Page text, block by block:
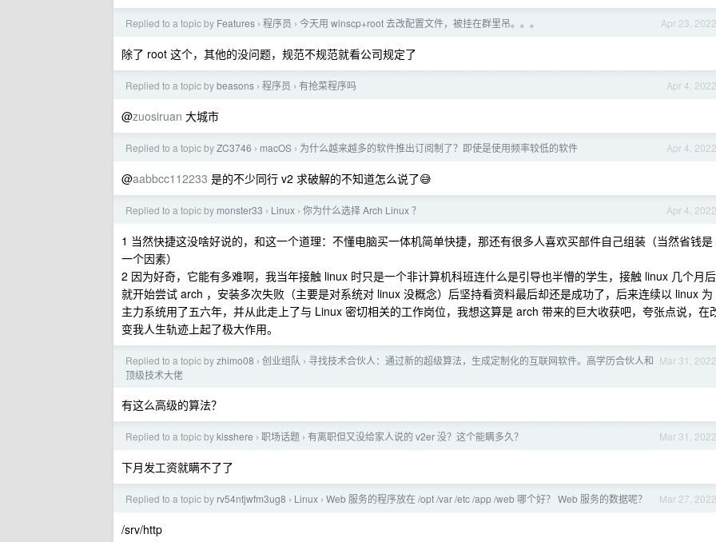
Apr 23, 2022
Replied to a topic by Features › 程序员 › 今天用 winscp+root 去改配置文件，被挂在群里吊。。。
除了 root 这个，其他的没问题，规范不规范就看公司规定了
Apr 4, 2022
Replied to a topic bybeasons › 程序员 › 有抢菜程序吗
@zuosiruan 大城市
Apr 4, 2022
Replied to a topic byZC3746 › macOS › 为什么越来越多的软件推出订阅制了？即使是使用频率较低的软件
@aabbcc112233 是的不少同行 v2 求破解的不知道怎么说了😅
Apr 4, 2022
Replied to a topic by monster33 › Linux › 你为什么选择 Arch Linux ？
1 当然快捷这没啥好说的，和这一个道理：不懂电脑买一体机简单快捷，那还有很多人喜欢买部件自己组装（当然省钱是
一个因素）
2 因为好奇，它能有多难啊，我当年接触 linux 时只是一个非计算机科班连什么是引导也半懵的学生，接触 linux 几个月后
就开始尝试 arch ，安装多次失败（主要是对系统对 linux 没概念）后坚持看资料最后却还是成功了，后来连续以 linux 为
主力系统用了五六年，并从此走上了与 Linux 密切相关的工作岗位，我想这算是 arch 带来的巨大收获吧，夸张点说，在
变我人生轨迹上起了极大作用。
Mar 31, 2022
Replied to a topic byzhimo08 › 创业组队 › 寻找技术合伙人：通过新的超级算法，生成定制化的互联网软件。高学历合伙人和
顶级技术大佬
有这么高级的算法？
Mar 31, 2022
Replied to a topic bykisshere › 职场话题 › 有离职但又没给家人说的 v2er 没？这个能瞒多久？
下月发工资就瞒不了了
Mar 27, 2022
Replied to a topic by rv54ntjwfm3ug8 › Linux › Web 服务的程序放在 /opt /var /etc /app /web 哪个好？ Web 服务的数据呢？
/srv/http